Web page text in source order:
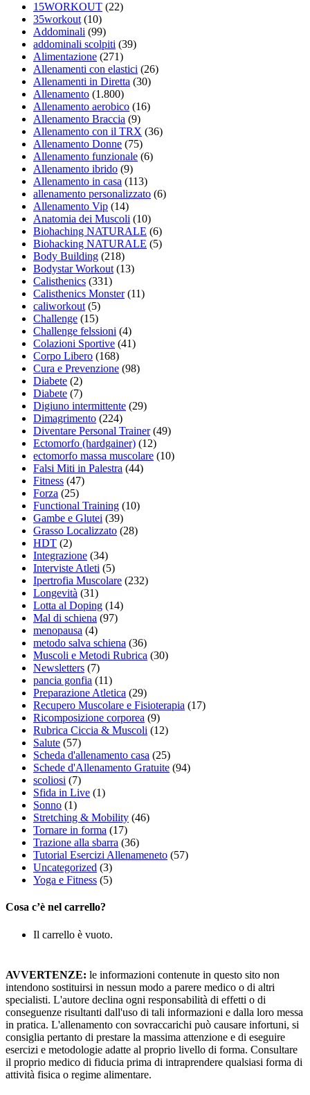
15WORKOUT (22)
35workout (10)
Addominali (99)
addominali scolpiti (39)
Alimentazione (271)
Allenamenti con elastici (26)
Allenamenti in Diretta (30)
Allenamento (1.800)
Allenamento aerobico (16)
Allenamento Braccia (9)
Allenamento con il TRX (36)
Allenamento Donne (75)
Allenamento funzionale (6)
Allenamento ibrido (9)
Allenamento in casa (113)
allenamento personalizzato (6)
Allenamento Vip (14)
Anatomia dei Muscoli (10)
Biohaching NATURALE (6)
Biohacking NATURALE (5)
Body Building (218)
Bodystar Workout (13)
Calisthenics (331)
Calisthenics Monster(11)
caliworkout (5)
Challenge (15)
Challenge felssioni (4)
Colazioni Sportive (41)
Corpo Libero (168)
Cura e Prevenzione (98)
Diabete (2)
Diabete (7)
Digiuno intermittente (29)
Dimagrimento (224)
Diventare Personal Trainer(49)
Ectomorfo (hardgainer) (12)
ectomorfo massa muscolare (10)
Falsi Miti in Palestra (44)
Fitness (47)
Forza (25)
Functional Training (10)
Gambe e Glutei (39)
Grasso Localizzato (28)
HDT (2)
Integrazione (34)
Interviste Atleti (5)
Ipertrofia Muscolare (232)
Longevità (31)
Lotta al Doping (14)
Mal di schiena (97)
menopausa (4)
metodo salva schiena (36)
Muscoli e Metodi Rubrica (30)
Newsletters (7)
pancia gonfia (11)
Preparazione Atletica (29)
Recupero Muscolare e Fisioterapia (17)
Ricomposizione corporea (9)
Rubrica Ciccia & Muscoli (12)
Salute (57)
Scheda d'allenamento casa (25)
Schede d'Allenamento Gratuite (94)
scoliosi (7)
Sfida in Live (1)
Sonno (1)
Stretching & Mobility (46)
Tornare in forma (17)
Trazione alla sbarra (36)
Tutorial Esercizi Allenameneto (57)
Uncategorized (3)
Yoga e Fitness (5)
Cosa c’è nel carrello?
Il carrello è vuoto.
AVVERTENZE: le informazioni contenute in questo sito non
intendono sostituirsi in nessun modo a parere medico o di altri
specialisti. L'autore declina ogni responsabilità di effetti o di
conseguenze risultanti dall'uso di tali informazioni e dalla loro messa
in pratica. L'allenamento con sovraccarichi può causare infortuni, si
consiglia pertanto di prestare la massima attenzione e di eseguire
esercizi e metodologie adatte al proprio livello di forma. Consultare
il proprio medico di fiducia prima di intraprendere qualsiasi forma di
attività fisica o regime alimentare.